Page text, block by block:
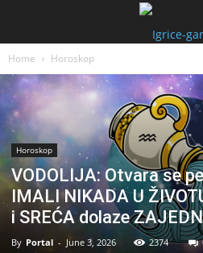
Home Horoskop
Horoskop
VODOLIJA: Otvara se
IMALI NIKADA U
i SREĆA dolaze
By Portal - June 3, 2026 2374